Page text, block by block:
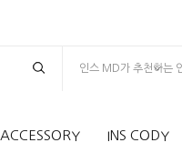
인스 MD가 추천하는
ACCESSORY INS CODY